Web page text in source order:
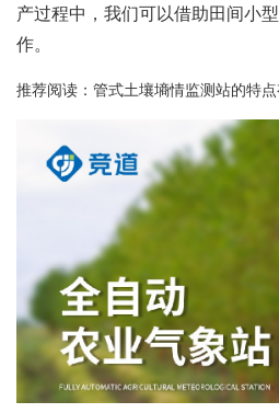
产过程中，我们可以借助田间小
作。
推荐阅读： 管式土壤墒情监测站的特